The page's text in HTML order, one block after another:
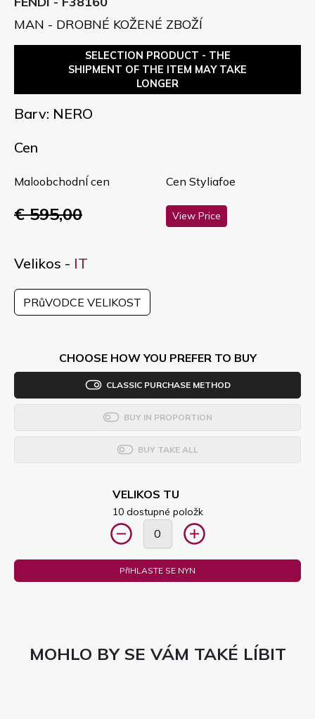
MAN - DROBNÉ KOŽENÉ ZBOŽÍ
SELECTION PRODUCT - THE
SHIPMENT OF THE ITEM MAY TAKE
LONGER
Barv: NERO
Cen
MaloobchodnÍ cen
€ 595,00
Cen Styliafoe
View Price
Velikos - IT
PRůVODCE VELIKOST
CHOOSE HOW YOU PREFER TO BUY
CLASSIC PURCHASE METHOD
BUY IN PROPORTION
BUY TAKE ALL
VELIKOS TU
10 dostupné položk
PřIHLASTE SE NYN
MOHLO BY SE VÁM TAKÉ LÍBIT